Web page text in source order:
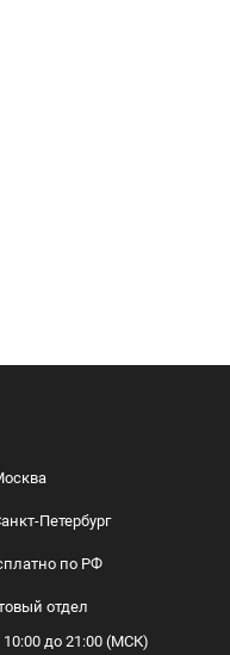
Петербург
по РФ
отдел
до 21:00 (МСК)